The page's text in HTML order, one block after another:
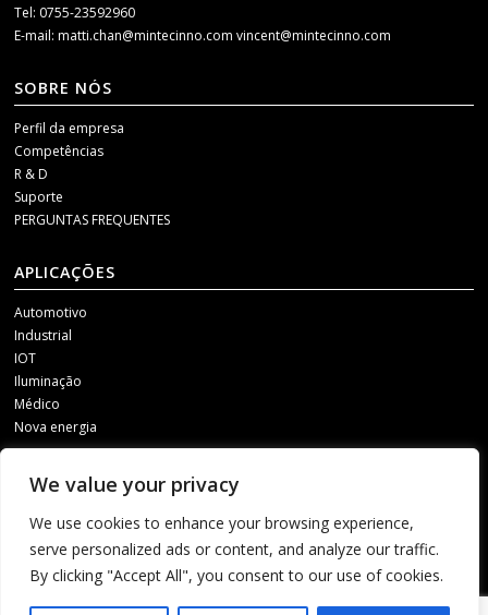
We value your privacy
We use cookies to enhance your browsing experience,
serve personalized ads or content, and analyze our traffic.
By clicking "Accept All", you consent to our use of cookies.
Tel: 0755-23592960
E-mail:matti.chan@mintecinno.comvincent@mintecinno.com
SOBRE NÓS
Perfil da empresa
Competências
R & D
Suporte
PERGUNTAS FREQUENTES
APLICAÇÕES
Automotivo
Industrial
IOT
Iluminação
Médico
Nova energia
MÍDIA SOCIAL
Para receber nossas atualizações, entre em contato conosco por meio de
um dos seguintes canais.